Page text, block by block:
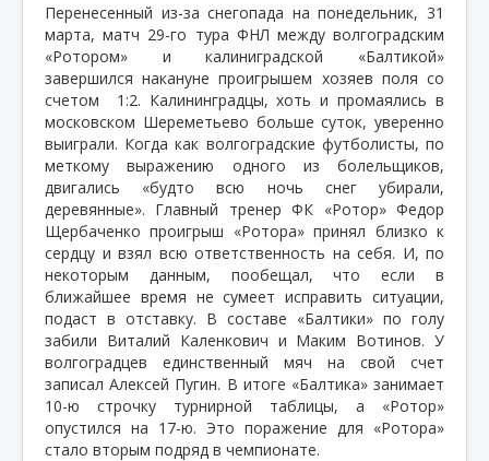
Перенесенный из-за снегопада на понедельник, 31
марта, матч 29-го тура ФНЛ между волгоградским
«Ротором» и калиниградской «Балтикой»
завершился накануне проигрышем хозяев поля со
счетом
1:2. Калининградцы, хоть и промаялись в
московском Шереметьево больше суток, уверенно
выиграли. Когда как волгоградские футболисты, по
меткому выражению одного из болельщиков,
двигались «будто всю ночь снег убирали,
деревянные». Главный тренер ФК «Ротор» Федор
Щербаченко проигрыш «Ротора» принял близко к
сердцу и взял всю ответственность на себя. И, по
некоторым данным, пообещал, что если в
ближайшее время не сумеет исправить ситуации,
подаст в отставку. В составе «Балтики» по голу
забили Виталий Каленкович и Маким Вотинов. У
волгоградцев единственный мяч на свой счет
записал Алексей Пугин. В итоге «Балтика» занимает
10-ю строчку турнирной таблицы, а «Ротор»
опустился на 17-ю. Это поражение для «Ротора»
стало вторым подряд в чемпионате.